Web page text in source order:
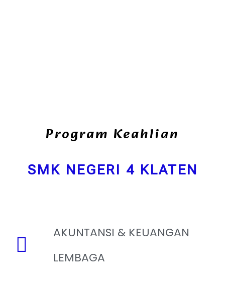
Program Keahlian
SMK NEGERI 4 KLATEN
AKUNTANSI & KEUANGAN
LEMBAGA